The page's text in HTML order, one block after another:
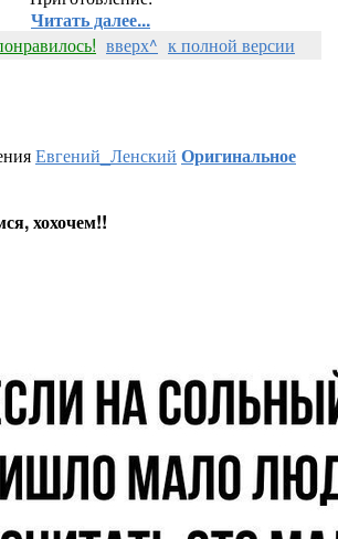
Читать далее...
вверх^ к полной версии
Евгений_Ленский Оригинальное
хохочем!!